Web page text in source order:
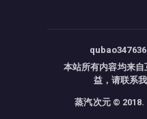
本站所有内容均来
益，请联系
蒸汽次元 ©